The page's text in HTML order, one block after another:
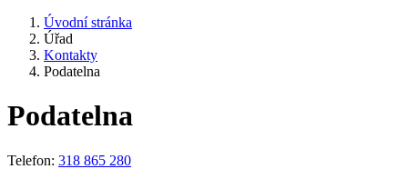
Úvodní stránka
Úřad
Kontakty
Podatelna
Podatelna
Telefon: 318 865 280